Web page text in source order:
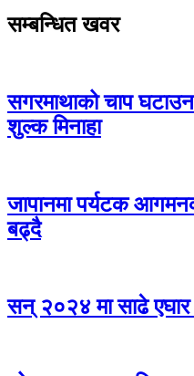
सम्बन्धित खवर
सगरमाथाको चाप
शुल्क मिनाहा
जापानमा पर्यटक
बढ्दै
सन् २०२४ मा साढे एघार